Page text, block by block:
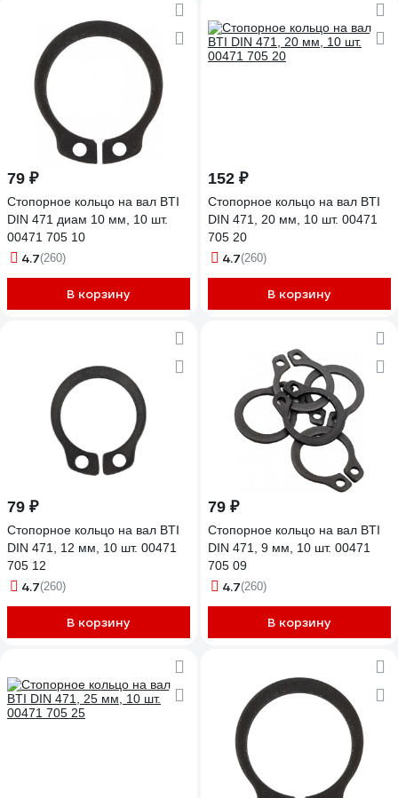
79 ₽
Стопорное кольцо на вал BTI
DIN 471 диам 10 мм, 10 шт.
00471 705 10
4.7(260)
В корзину
152 ₽
Стопорное кольцо на вал BTI
DIN 471, 20 мм, 10 шт. 00471
705 20
4.7(260)
В корзину
79 ₽
Стопорное кольцо на вал BTI
DIN 471, 12 мм, 10 шт. 00471
705 12
4.7(260)
В корзину
79 ₽
Стопорное кольцо на вал BTI
DIN 471, 9 мм, 10 шт. 00471
705 09
4.7(260)
В корзину